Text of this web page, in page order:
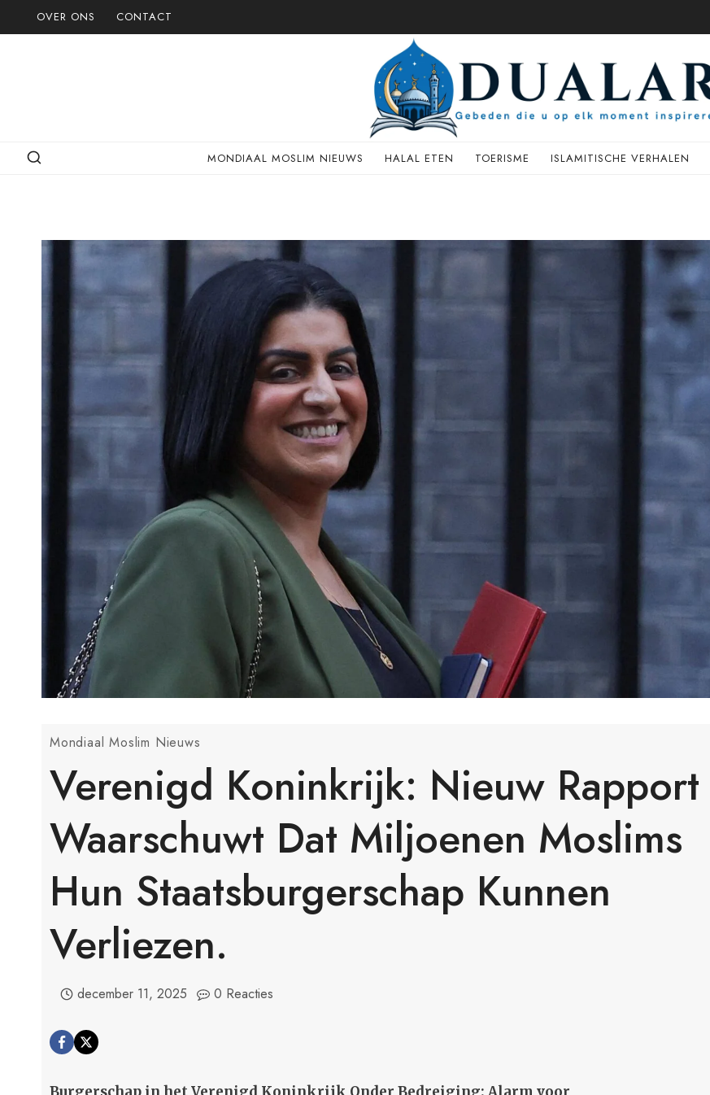
Doorgaan
naar
OVER ONS CONTACT
MONDIAAL MOSLIM NIEUWS HALAL ETEN TOERISME ISLAMITISCHE VERHALEN
Mondiaal Moslim Nieuws
Verenigd Koninkrijk: Nieuw Rapport
Waarschuwt Dat Miljoenen Moslims
Hun Staatsburgerschap Kunnen
Verliezen.
december 11, 2025 0 Reacties